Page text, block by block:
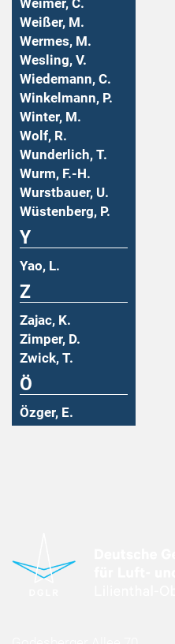
Weimer, C.
Weißer, M.
Wermes, M.
Wesling, V.
Wiedemann, C.
Winkelmann, P.
Winter, M.
Wolf, R.
Wunderlich, T.
Wurm, F.-H.
Wurstbauer, U.
Wüstenberg, P.
Y
Yao, L.
Z
Zajac, K.
Zimper, D.
Zwick, T.
Ö
Özger, E.